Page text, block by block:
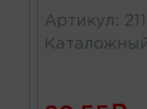
Артикул :